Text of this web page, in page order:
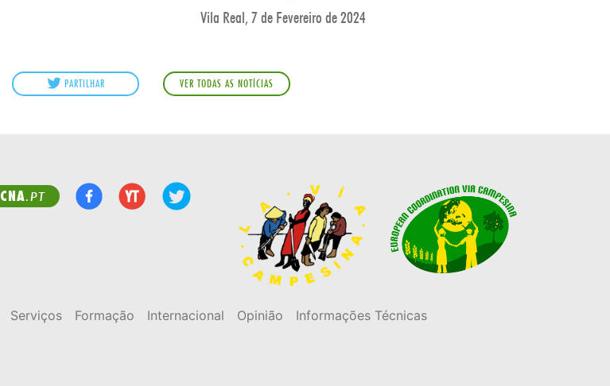
Vila Real, 7 de Fevereiro de 2024
PARTILHAR VER TODAS AS NOTÍCIAS
CNA.PT
Serviços Formação Internacional Opinião Informações Técnicas